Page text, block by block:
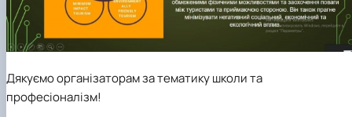
Дякуємо організаторам за тематику школи та
професіоналізм!